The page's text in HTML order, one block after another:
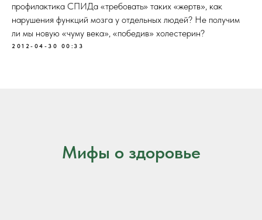
профилактика СПИДа «требовать» таких «жертв», как
нарушения функций мозга у отдельных людей? Не получим
ли мы новую «чуму века», «победив» холестерин?
2012-04-30 00:33
Мифы о здоровье